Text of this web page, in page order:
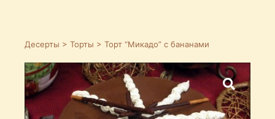
Десерты > Торты > Торт “Микадо” с бананами